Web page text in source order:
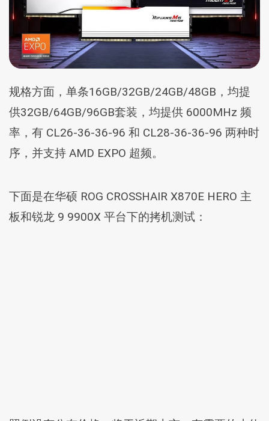
规格方面，单条16GB/32GB/24GB/48GB，均提
供32GB/64GB/96GB套装，均提供 6000MHz 频
率，有 CL26-36-36-96 和 CL28-36-36-96 两种时
序，并支持 AMD EXPO 超频。
下面是在华硕 ROG CROSSHAIR X870E HERO 主
板和锐龙 9 9900X 平台下的拷机测试：